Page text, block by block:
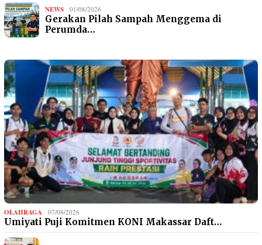
NEWS 01/08/2026
Gerakan Pilah Sampah Menggema di
Perumda…
OLAHRAGA 07/08/2026
Umiyati Puji Komitmen KONI Makassar Daft…